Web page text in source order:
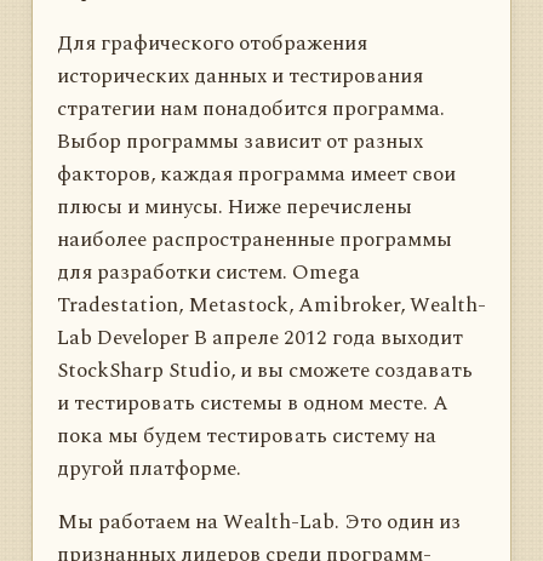
просто”, не хочется превращать
желания – быстро разбогатеть и получить
адреналин  являются причиной постоянного
потока “мяса” на рынок. На фондовом
рынке находиться не меньше мечтателей,
Для графического отображения
исторических данных и тестирования
стратегии нам понадобится программа.
Выбор программы зависит от разных
факторов, каждая программа имеет свои
плюсы и минусы. Ниже перечислены
наиболее распространенные программы
для разработки систем. Omega
Tradestation, Metastock, Amibroker, Wealth-
Lab Developer В апреле 2012 года выходит
StockSharp Studio, и вы сможете создавать
и тестировать системы в одном месте. А
пока мы будем тестировать систему на
другой платформе.
Мы работаем на Wealth-Lab. Это один из